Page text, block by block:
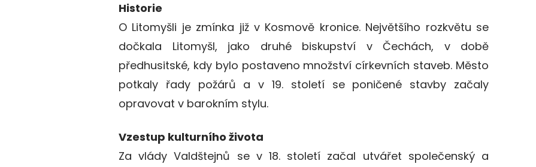
Historie
O Litomyšli je zmínka již v Kosmově kronice. Největšího rozkvětu se
dočkala Litomyšl, jako druhé biskupství v Čechách, v době
předhusitské, kdy bylo postaveno množství církevních staveb. Město
potkaly řady požárů a v 19. století se poničené stavby začaly
opravovat v barokním stylu.
Vzestup kulturního života
Za vlády Valdštejnů se v 18. století začal utvářet společenský a